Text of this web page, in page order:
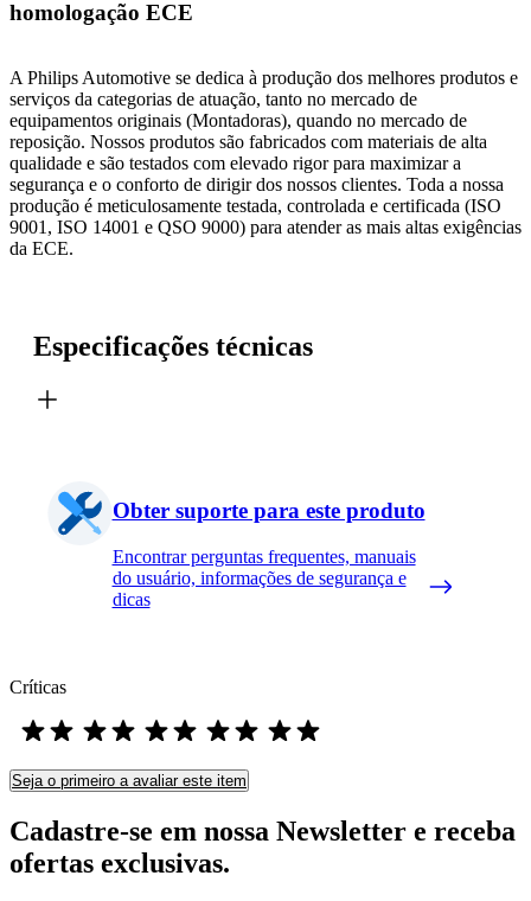
homologação ECE
A Philips Automotive se dedica à produção dos melhores produtos e
serviços da categorias de atuação, tanto no mercado de
equipamentos originais (Montadoras), quando no mercado de
reposição. Nossos produtos são fabricados com materiais de alta
qualidade e são testados com elevado rigor para maximizar a
segurança e o conforto de dirigir dos nossos clientes. Toda a nossa
produção é meticulosamente testada, controlada e certificada (ISO
9001, ISO 14001 e QSO 9000) para atender as mais altas exigências
da ECE.
Especificações técnicas
Obter suporte para este produto
Encontrar perguntas frequentes, manuais
do usuário, informações de segurança e
dicas
Críticas
Seja o primeiro a avaliar este item
Cadastre-se em nossa Newsletter e receba
ofertas exclusivas.